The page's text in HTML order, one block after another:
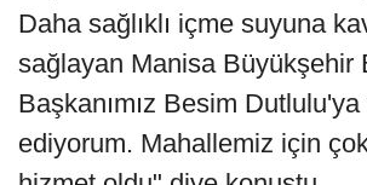
Daha sağlıklı içme suyuna
sağlayan Manisa Büyükşehir
Başkanımız Besim
ediyorum. Mahallemiz için